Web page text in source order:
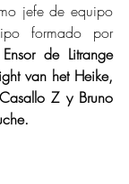
jefe de equipo
italiano, con un equipo formado por
de Litrange
van het Heike,
Z y Bruno